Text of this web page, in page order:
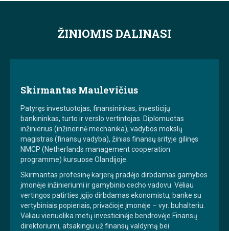
ŽINIOMIS DALINASI
Skirmantas Maulevičius
Patyręs investuotojas, finansininkas, investicijų
bankininkas, turto ir verslo vertintojas. Diplomuotas
inžinierius (inžinerinė mechanika), vadybos mokslų
magistras (finansų vadyba), žinias finansų srityje gilinęs
NMCP (Netherlands management cooperation
programme) kursuose Olandijoje.
Skirmantas profesinę karjerą pradėjo dirbdamas gamybos
įmonėje inžinieriumi ir gamybinio cecho vadovu. Vėliau
vertingos patirties įgijo dirbdamas ekonomistu, banke su
vertybiniais popieriais, privačioje įmonėje – vyr. buhalteriu.
Vėliau vienuolika metų investicinėje bendrovėje Finansų
direktoriumi, atsakingu už finansų valdymą bei